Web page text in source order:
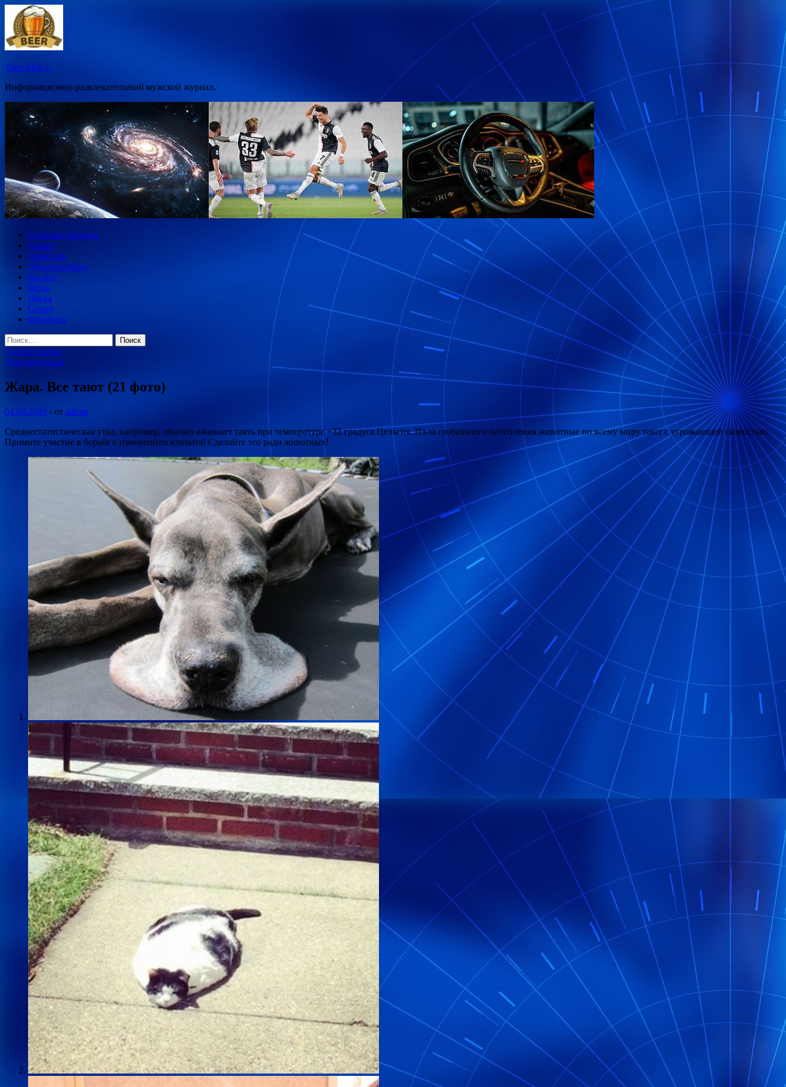
Перейти
содержимому
Time Men`s.
Информационно-развлекательный мужской журнал.
Главная страница
Games
Алкоголь
Демотиваторы
Космос
Мода
Наука
Спорт
Финансы
Найти:
Главное меню
Демотиваторы
Жара. Все тают (21 фото)
04.08.2020 - от admin
Среднестатистическая утка, например, обычно начинает таять при температуре +32 градуса Цельсия. Из-за глобального потепления животные по всему миру тают с угрожающей скоростью.
Примите участие в борьбе с изменением климата! Сделайте это ради животных!